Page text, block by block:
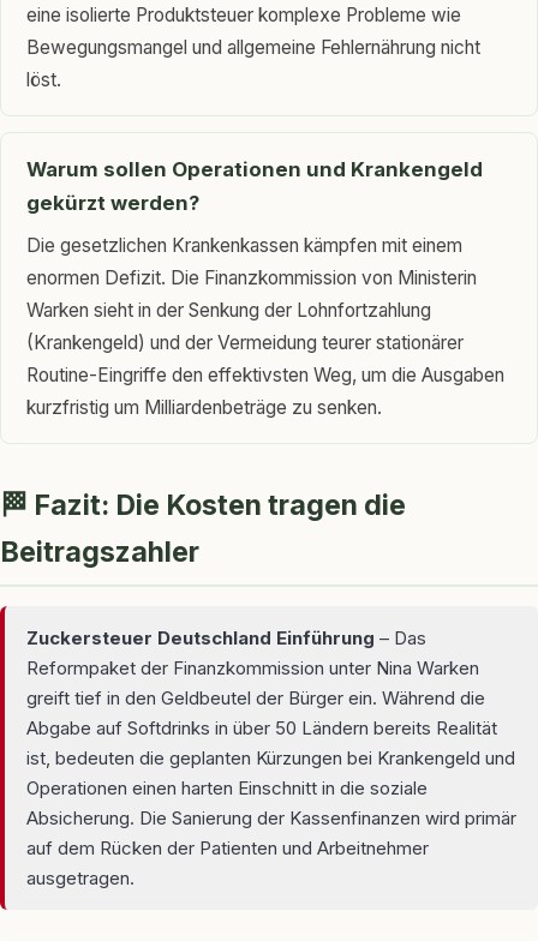
eine isolierte Produktsteuer komplexe Probleme wie
Bewegungsmangel und allgemeine Fehlernährung nicht
löst.
Warum sollen Operationen und Krankengeld
gekürzt werden?
Die gesetzlichen Krankenkassen kämpfen mit einem
enormen Defizit. Die Finanzkommission von Ministerin
Warken sieht in der Senkung der Lohnfortzahlung
(Krankengeld) und der Vermeidung teurer stationärer
Routine-Eingriffe den effektivsten Weg, um die Ausgaben
kurzfristig um Milliardenbeträge zu senken.
🏁 Fazit: Die Kosten tragen die
Beitragszahler
Zuckersteuer Deutschland Einführung – Das
Reformpaket der Finanzkommission unter Nina Warken
greift tief in den Geldbeutel der Bürger ein. Während die
Abgabe auf Softdrinks in über 50 Ländern bereits Realität
ist, bedeuten die geplanten Kürzungen bei Krankengeld und
Operationen einen harten Einschnitt in die soziale
Absicherung. Die Sanierung der Kassenfinanzen wird primär
auf dem Rücken der Patienten und Arbeitnehmer
ausgetragen.